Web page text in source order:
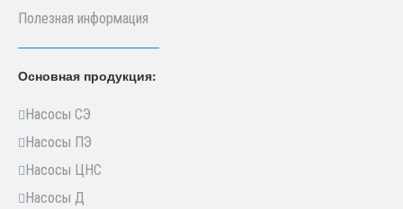
Полезная информация
Основная продукция:
Насосы СЭ
Насосы ПЭ
Насосы ЦНС
Насосы Д